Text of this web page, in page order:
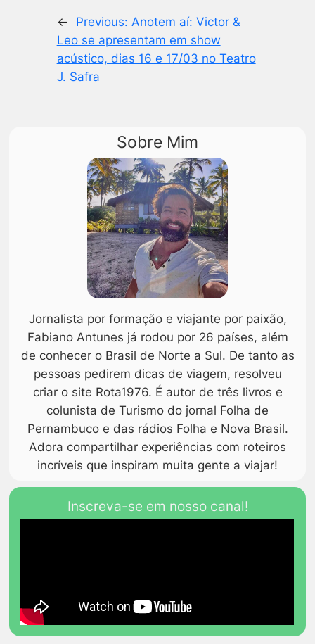
← Previous: Anotem aí: Victor &
Leo se apresentam em show
acústico, dias 16 e 17/03 no Teatro
J. Safra
Sobre Mim
Jornalista por formação e viajante por paixão,
Fabiano Antunes já rodou por 26 países, além
de conhecer o Brasil de Norte a Sul. De tanto as
pessoas pedirem dicas de viagem, resolveu
criar o site Rota1976. É autor de três livros e
colunista de Turismo do jornal Folha de
Pernambuco e das rádios Folha e Nova Brasil.
Adora compartilhar experiências com roteiros
incríveis que inspiram muita gente a viajar!
Inscreva-se em nosso canal!